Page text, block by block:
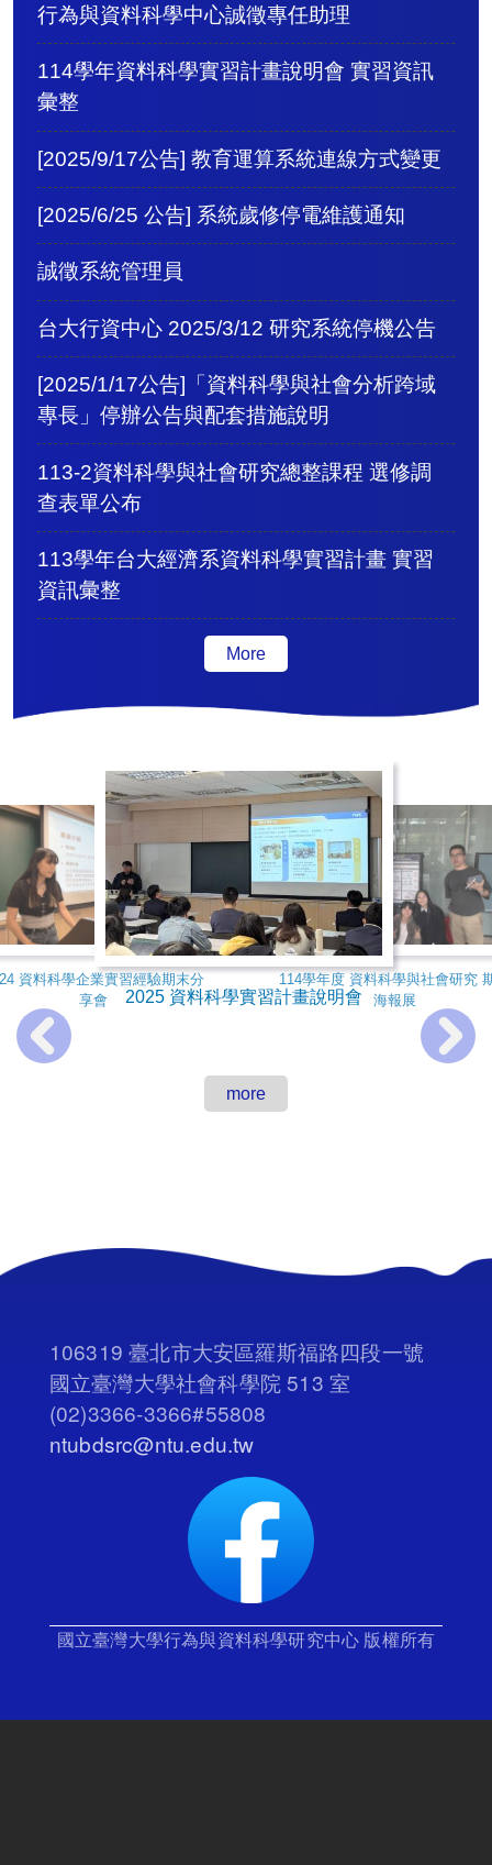
行為與資料科學中心誠徵專任助理
114學年資料科學實習計畫說明會 實習資訊
彙整
[2025/9/17公告] 教育運算系統連線方式變更
[2025/6/25 公告] 系統歲修停電維護通知
誠徵系統管理員
台大行資中心 2025/3/12 研究系統停機公告
[2025/1/17公告]「資料科學與社會分析跨域
專長」停辦公告與配套措施說明
113-2資料科學與社會研究總整課程 選修調
查表單公布
113學年台大經濟系資料科學實習計畫 實習
資訊彙整
More
活動集錦
2025 資料科學實習計畫說明會
114學年度 資料科學與社會研究
海報展
113學年度 資料科學與社會研究 期
2024 台大經濟系資料科學實習計畫
資料科學企業實習經驗期末分
享會
more
106319 臺北市大安區羅斯福路四段一號
國立臺灣大學社會科學院 513 室
(02)3366-3366#55808
ntubdsrc@ntu.edu.tw
國立臺灣大學行為與資料科學研究中心 版權所有